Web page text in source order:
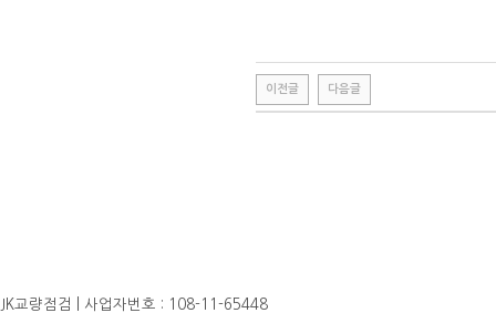
이전글 다음글
JK교량점검 | 사업자번호 : 108-11-65448